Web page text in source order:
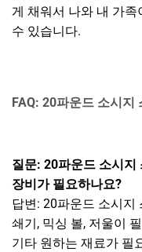
게 채워서 나와 내 가
수 있습니다.
FAQ: 20파운드 소시지
질문: 20파운드 소시지
장비가 필요하나요?
답변: 20파운드 소시지
쇄기, 믹싱 볼, 저울이
기타 원하는 재료가 필